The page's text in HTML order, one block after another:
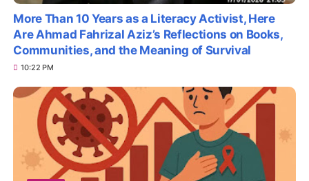
More Than 10 Years as a Literacy Activist, Here
Are Ahmad Fahrizal Aziz’s Reflections on Books,
Communities, and the Meaning of Survival
10:22 PM